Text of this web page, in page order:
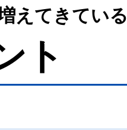
えてきている
ト